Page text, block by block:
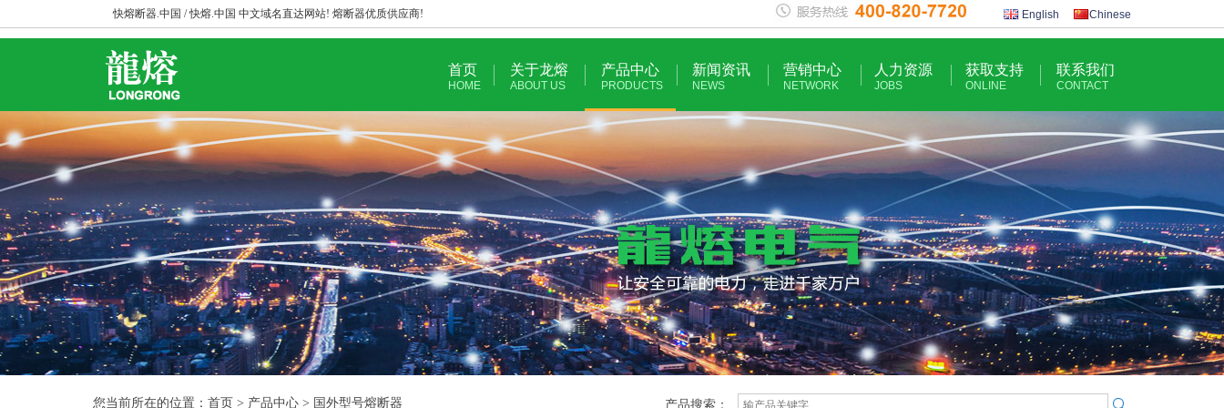
快熔断器.中国 / 快熔.中国 中文域名直达网站! 熔断器优质供应商! English Chinese
首页
HOME
关于龙熔
ABOUT US
产品中心
PRODUCTS
新闻资讯
NEWS
营销中心
NETWORK
人力资源
JOBS
获取支持
ONLINE
联系我们
CONTACT
您当前所在的位置：首页 > 产品中心 > 国外型号熔断器 产品搜索：